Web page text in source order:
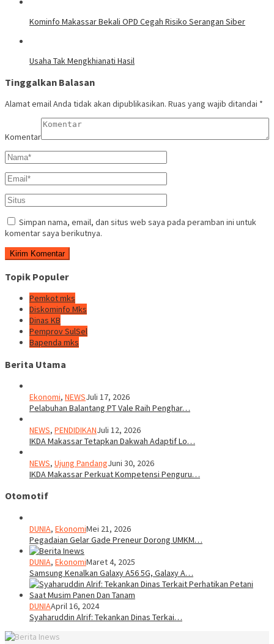
Kominfo Makassar Bekali OPD Cegah Risiko Serangan Siber
Usaha Tak Mengkhianati Hasil
Tinggalkan Balasan
Alamat email Anda tidak akan dipublikasikan. Ruas yang wajib ditandai *
Komentar
Simpan nama, email, dan situs web saya pada peramban ini untuk
komentar saya berikutnya.
Topik Populer
Pemkot mks
Diskominfo Mks
Dinas KB
Pemprov SulSel
Bapenda mks
Berita Utama
Ekonomi, NEWSJuli 17, 2026
Pelabuhan Balantang PT Vale Raih Penghar…
NEWS, PENDIDIKANJuli 12, 2026
IKDA Makassar Tetapkan Dakwah Adaptif Lo…
NEWS, Ujung PandangJuni 30, 2026
IKDA Makassar Perkuat Kompetensi Penguru…
Otomotif
DUNIA, EkonomiMei 21, 2026
Pegadaian Gelar Gade Preneur Dorong UMKM…
DUNIA, EkonomiMaret 4, 2025
Samsung Kenalkan Galaxy A56 5G, Galaxy A…
DUNIAApril 16, 2024
Syaharuddin Alrif: Tekankan Dinas Terkai…